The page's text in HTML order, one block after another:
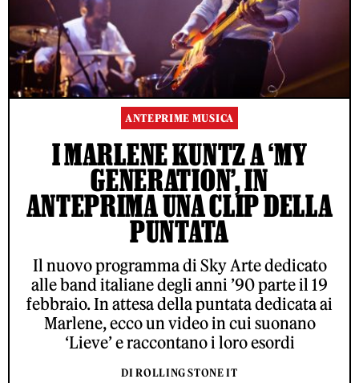
ANTEPRIME MUSICA
I MARLENE KUNTZ A ‘MY
GENERATION’, IN
ANTEPRIMA UNA CLIP DELLA
PUNTATA
Il nuovo programma di Sky Arte dedicato
alle band italiane degli anni ’90 parte il 19
febbraio. In attesa della puntata dedicata ai
Marlene, ecco un video in cui suonano
‘Lieve’ e raccontano i loro esordi
DI ROLLING STONE IT